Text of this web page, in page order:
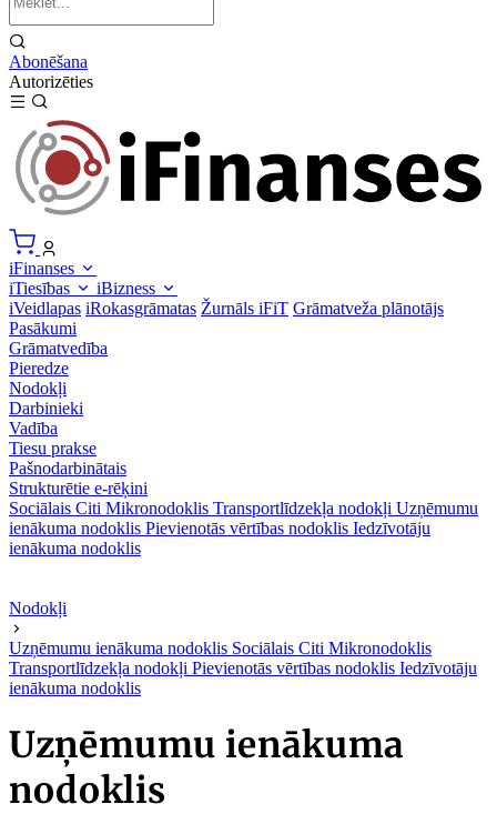
Abonēšana
Autorizēties
iFinanses
iTiesības
iBizness
iVeidlapas iRokasgrāmatas Žurnāls iFiT Grāmatveža plānotājs
Pasākumi
Grāmatvedība
Pieredze
Nodokļi
Darbinieki
Vadība
Tiesu prakse
Pašnodarbinātais
Strukturētie e-rēķini
Sociālais Citi Mikronodoklis Transportlīdzekļa nodokļi Uzņēmumu
ienākuma nodoklis Pievienotās vērtības nodoklis Iedzīvotāju
ienākuma nodoklis
Nodokļi
Uzņēmumu ienākuma nodoklis Sociālais Citi Mikronodoklis
Transportlīdzekļa nodokļi Pievienotās vērtības nodoklis Iedzīvotāju
ienākuma nodoklis
Uzņēmumu ienākuma
nodoklis